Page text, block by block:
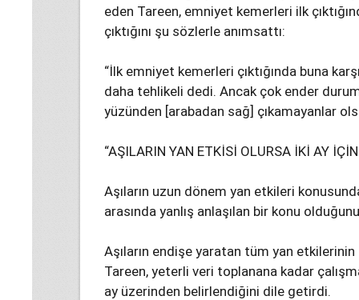
eden Tareen, emniyet kemerleri ilk
çıktığını şu sözlerle anımsattı:
“İlk emniyet kemerleri çıktığında buna
daha tehlikeli dedi. Ancak çok ender
yüzünden [arabadan sağ] çıkamayanlar
“AŞILARIN YAN ETKİSİ OLURSA İKİ AY
Aşıların uzun dönem yan etkileri
arasında yanlış anlaşılan bir konu
Aşıların endişe yaratan tüm yan
Tareen, yeterli veri toplanana kadar
ay üzerinden belirlendiğini dile getirdi.